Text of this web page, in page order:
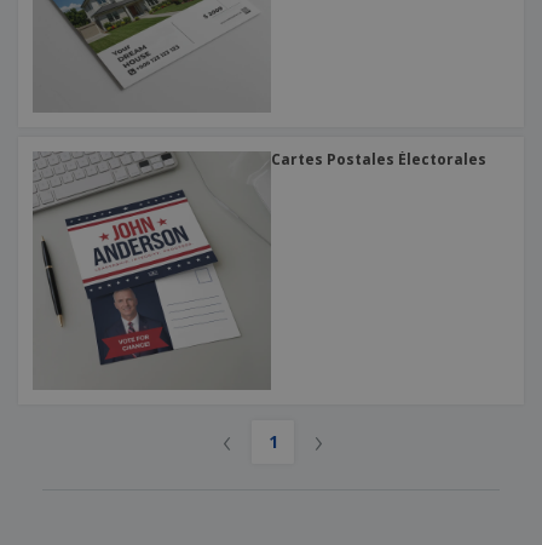
Cartes Postales Électorales
‹ 1 ›